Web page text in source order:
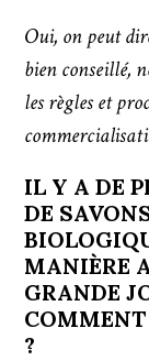
Oui, on peut
bien conseillé,
les règles et
IL Y A DE
DE
MANIÈRE
GRANDE
COMMENT
?